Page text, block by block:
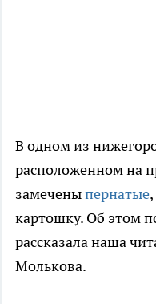
В одном из
расположенном на
замеченыпернатые
картошку. Об этом
рассказала наша
Молькова.